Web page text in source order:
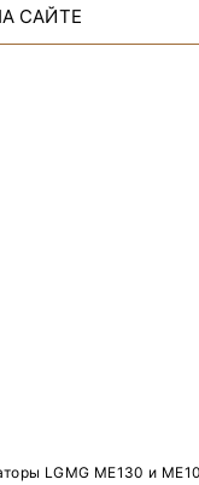
САЙТЕ
LGMG ME130 и